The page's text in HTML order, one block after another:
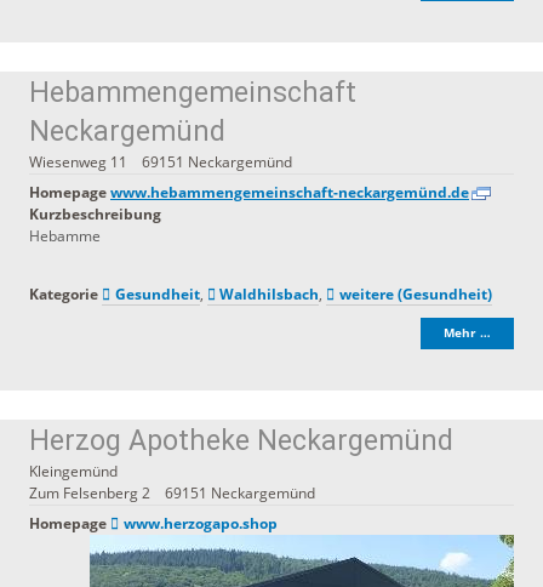
Hebammengemeinschaft
Neckargemünd
Wiesenweg 11 69151 Neckargemünd
Homepagewww.hebammengemeinschaft-neckargemünd.de
Kurzbeschreibung
Hebamme
Kategorie Gesundheit, Waldhilsbach, weitere (Gesundheit)
Mehr …
Herzog Apotheke Neckargemünd
Kleingemünd
Zum Felsenberg 2
69151 Neckargemünd
Homepage
www.herzogapo.shop